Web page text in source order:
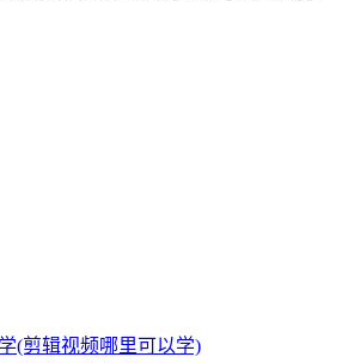
(剪辑视频哪里可以学)